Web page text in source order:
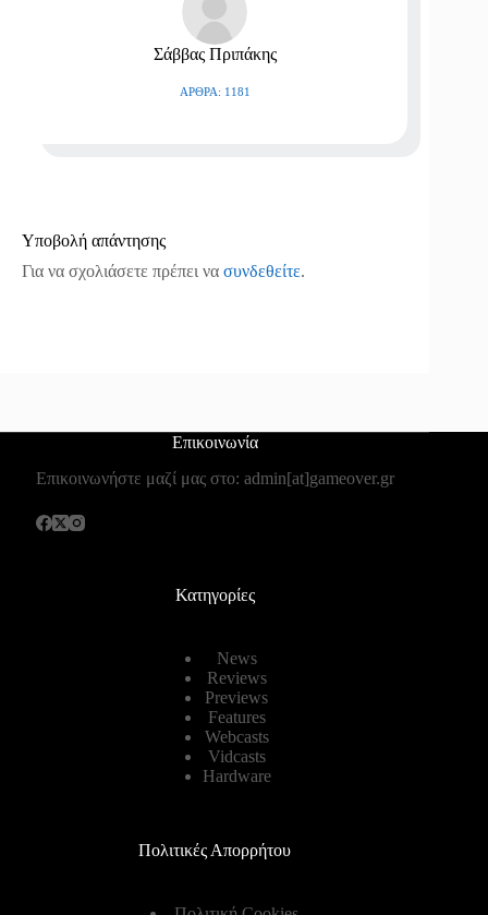
Σάββας Πριπάκης
ΆΡΘΡΑ: 1181
Υποβολή απάντησης
Για να σχολιάσετε πρέπει να συνδεθείτε.
Επικοινωνία
Επικοινωνήστε μαζί μας στο: admin[at]gameover.gr
Κατηγορίες
News
Reviews
Previews
Features
Webcasts
Vidcasts
Hardware
Πολιτικές Απορρήτου